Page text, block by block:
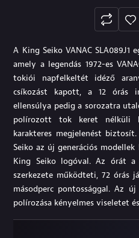
A King Seiko VANAC
amely a legendás 1972-es
tokiói napfelkeltét idéző
csíkozást kapott, a 12 órás
ellensúlya pedig a sorozatra
polírozott tok keret nélküli
karakteres megjelenést
Seiko az új generációs
King Seiko logóval. Az órát a
szerkezete működteti, 72 órás
másodperc pontossággal. Az
polírozása kényelmes viseletet